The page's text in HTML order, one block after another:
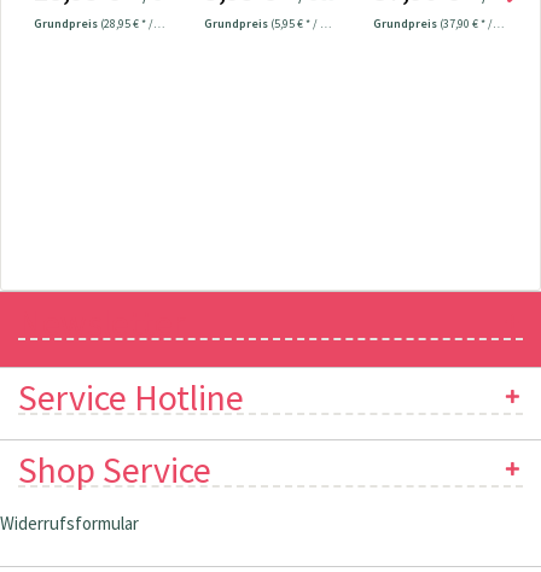
Grundpreis (28,95 € * / 1 Stück) Grundpreis (5,95 € * / 1 Stück) Grundpreis (37,90 € * / 1 Stück)
Service Hotline
Shop Service
Widerrufsformular